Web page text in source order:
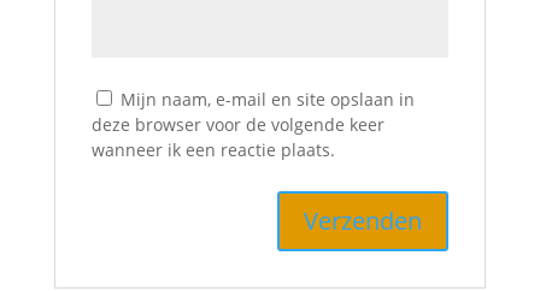
Mijn naam, e-mail en site opslaan in
deze browser voor de volgende keer
wanneer ik een reactie plaats.